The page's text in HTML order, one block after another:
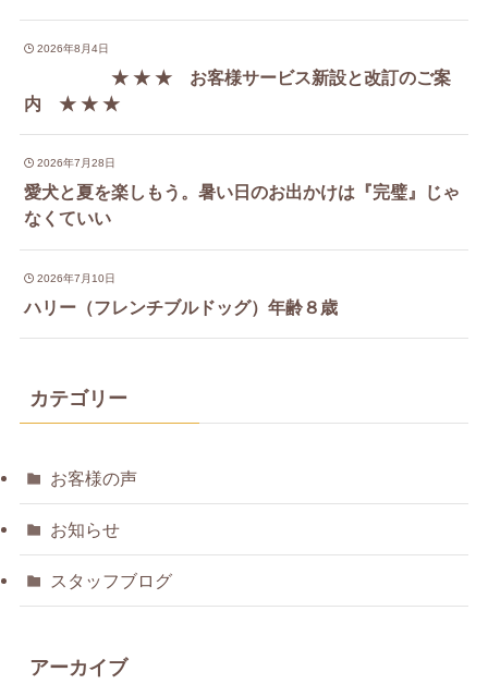
2026年8月4日
★ ★ ★ お客様サービス新設と改訂のご案
内 ★ ★ ★
2026年7月28日
愛犬と夏を楽しもう。暑い日のお出かけは『完璧』じゃ
なくていい
2026年7月10日
ハリー（フレンチブルドッグ）年齢８歳
カテゴリー
お客様の声
お知らせ
スタッフブログ
アーカイブ